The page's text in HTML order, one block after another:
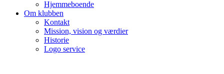
Hjemmeboende
Om klubben
Kontakt
Mission, vision og værdier
Historie
Logo service